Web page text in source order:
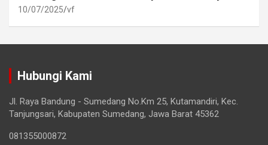
10/07/2025 vf
Hubungi Kami
Jl. Raya Bandung - Sumedang No.Km 25, Kutamandiri, Kec.
Tanjungsari, Kabupaten Sumedang, Jawa Barat 45362
081355000872